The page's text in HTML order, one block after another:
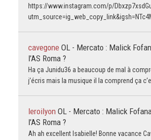
https://www.instagram.com/p/
cavegone OL - Mercato : Malick
l’AS Roma ?
Ha ça Junidu36 a beaucoup de mal à
j’écris mais la musique il la comprend ça
leroilyon OL - Mercato : Malick
l’AS Roma ?
Ah ah excellent Isabielle! Bonne vacance